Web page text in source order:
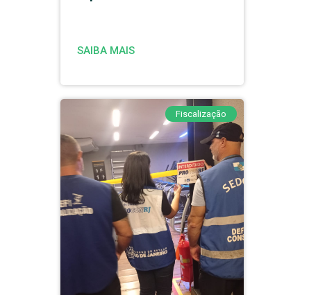
SAIBA MAIS
Fiscalização